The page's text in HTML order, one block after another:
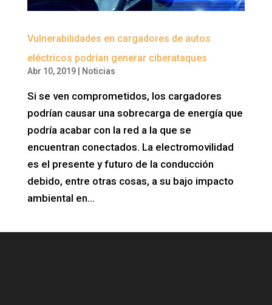
Vulnerabilidades en cargadores de autos
eléctricos podrían generar ciberataques
Abr 10, 2019| Noticias
Si se ven comprometidos, los cargadores
podrían causar una sobrecarga de energía que
podría acabar con la red a la que se
encuentran conectados. La electromovilidad
es el presente y futuro de la conducción
debido, entre otras cosas, a su bajo impacto
ambiental en...